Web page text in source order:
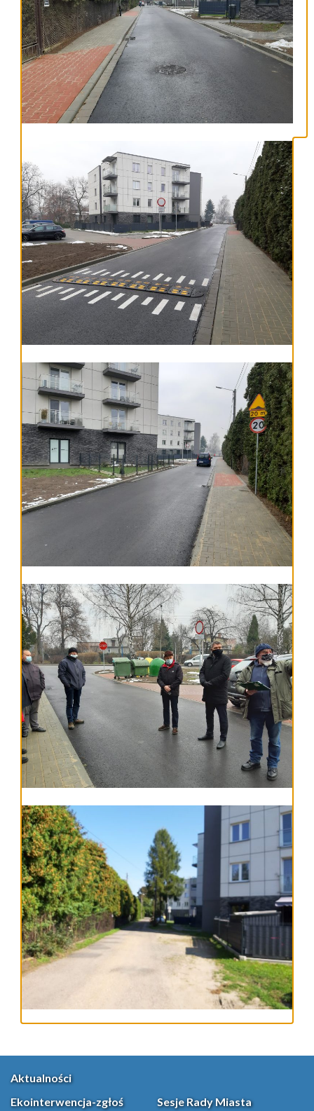
Aktualności
Ekointerwencja-zgłoś
Sesje Rady Miasta